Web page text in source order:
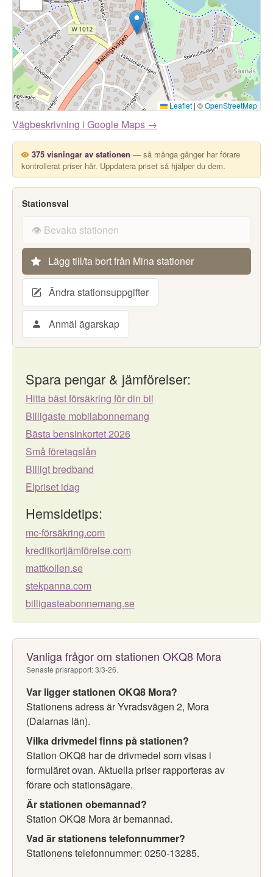
Leaflet | ©OpenStreetMap
Vägbeskrivning i Google Maps →
375 visningar av stationen — så många gånger har förare
kontrollerat priser här. Uppdatera priset så hjälper du dem.
Stationsval
👁️ Bevaka stationen
Lägg till/ta bort från Mina stationer
Ändra stationsuppgifter
Anmäl ägarskap
Spara pengar & jämförelser:
Hitta bäst försäkring för din bil
Billigaste mobilabonnemang
Bästa bensinkortet 2026
Små företagslån
Billigt bredband
Elpriset idag
Hemsidetips:
mc-försäkring.com
kreditkortjämförelse.com
mattkollen.se
stekpanna.com
billigasteabonnemang.se
Vanliga frågor om stationen OKQ8 Mora
Senaste prisrapport: 3/3-26.
Var ligger stationen OKQ8 Mora?
Stationens adress är Yvradsvägen 2, Mora
(Dalarnas län).
Vilka drivmedel finns på stationen?
Station OKQ8 har de drivmedel som visas i
formuläret ovan. Aktuella priser rapporteras av
förare och stationsägare.
Är stationen obemannad?
Station OKQ8 Mora är bemannad.
Vad är stationens telefonnummer?
Stationens telefonnummer: 0250-13285.